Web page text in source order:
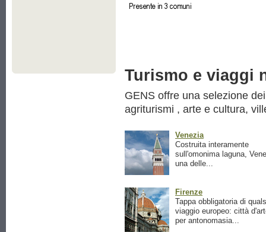
Turismo e viaggi
GENS offre una selezione
agriturismi , arte e cultura,
Venezia
Costruita interamente
sull'omonima laguna,
una delle...
Firenze
Tappa obbligatoria di
viaggio europeo: città
per antonomasia...